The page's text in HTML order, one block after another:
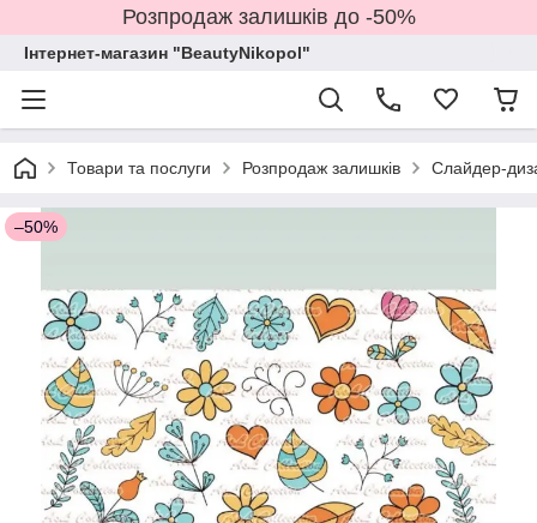
Розпродаж залишків до -50%
Інтернет-магазин "BeautyNikopol"
Товари та послуги Розпродаж залишків Слайдер-
–50%